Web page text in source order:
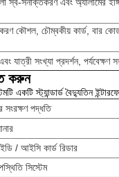
কৌশল, চৌম্বকীয় কার্ড, বার কোড
যাত্রী সংখ্যা প্রদর্শন,
করুন
একটি স্ট্যান্ডার্ড বৈদ্যুতিন
সংরক্ষণ পদ্ধতি
/ আইসি কার্ড রিডার
সিস্টেম